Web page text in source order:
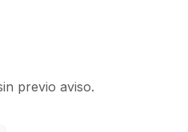
previo aviso.